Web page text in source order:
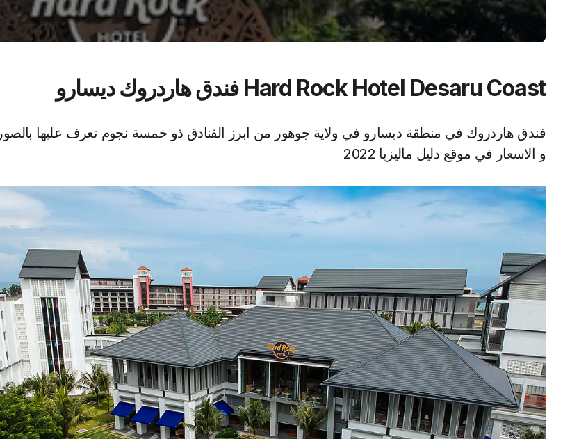
Hard Rock Hotel Desaru Coast فندق هاردروك ديسارو
فندق هاردروك في منطقة ديسارو في ولاية جوهور من ابرز الفنادق ذو خمسة نجوم تعرف عليها بالصور
و الاسعار في موقع دليل ماليزيا 2022